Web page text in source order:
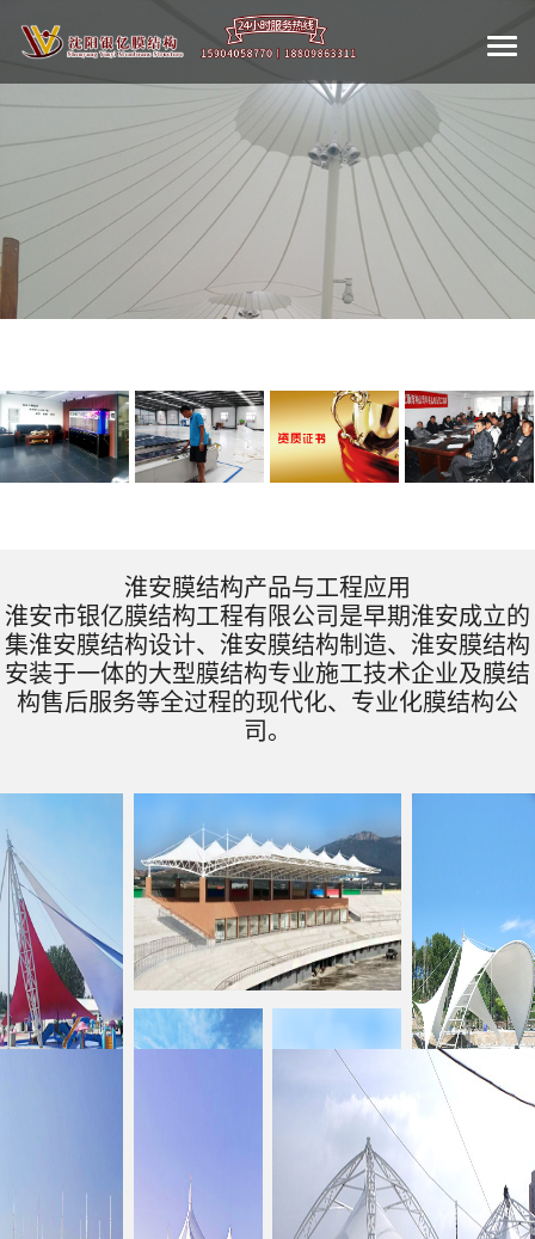
淮安膜结构产品与工程应用
淮安市银亿膜结构工程有限公司是早期淮安成立的
集淮安膜结构设计、淮安膜结构制造、淮安膜结构
安装于一体的大型膜结构专业施工技术企业及膜结
构售后服务等全过程的现代化、专业化膜结构公
司。